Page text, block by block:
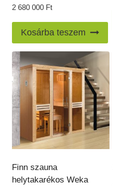
2 680 000 Ft
Kosárba teszem
Finn szauna
helytakarékos Weka